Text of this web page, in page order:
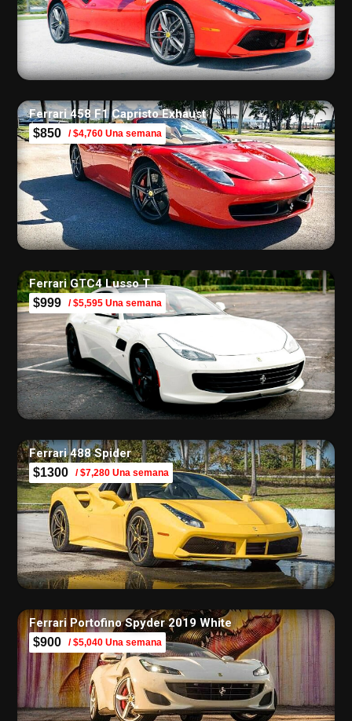
Ferrari 458 F1 Capristo Exhaust
$850 / $4,760 Una semana
Ferrari GTC4 Lusso T
$999 / $5,595 Una semana
Ferrari 488 Spider
$1300 / $7,280 Una semana
Ferrari Portofino Spyder 2019 White
$900 / $5,040 Una semana